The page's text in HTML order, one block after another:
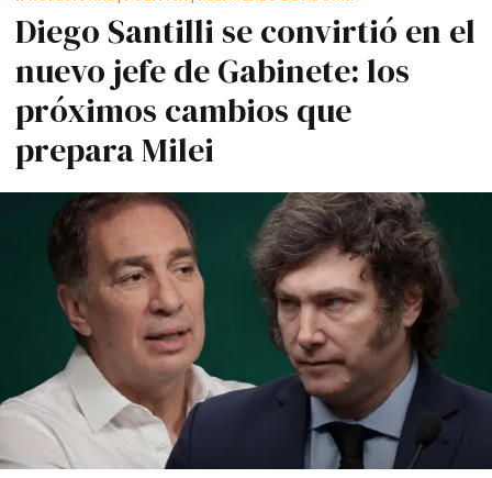
Diego Santilli se convirtió en el
nuevo jefe de Gabinete: los
próximos cambios que
prepara Milei